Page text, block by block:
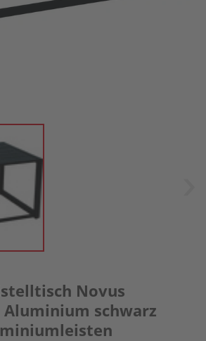
Novus
Aluminium schwarz